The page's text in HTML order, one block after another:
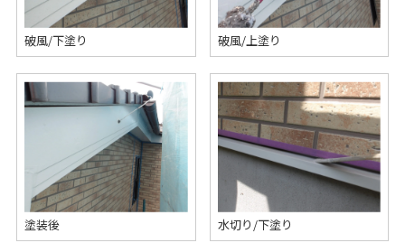
破風/下塗り 破風/上塗り
塗装後 水切り/下塗り